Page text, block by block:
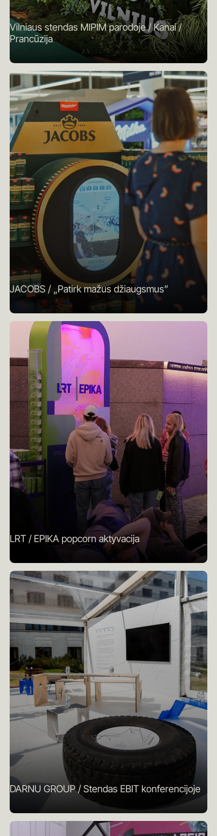
Vilniaus stendas MIPIM parodoje / Kanai /
Prancūzija
JACOBS / „Patirk mažus džiaugsmus”
LRT / EPIKA popcorn aktyvacija
DARNU GROUP / Stendas EBIT konferencijoje